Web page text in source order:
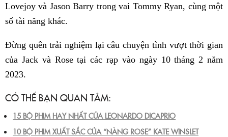
Lovejoy và Jason Barry trong vai Tommy Ryan, cùng một
số tài năng khác.
Đừng quên trải nghiệm lại câu chuyện tình vượt thời gian
của Jack và Rose tại các rạp vào ngày 10 tháng 2 năm
2023.
CÓ THỂ BẠN QUAN TÂM:
15 BỘ PHIM HAY NHẤT CỦA LEONARDO DICAPRIO
10 BỘ PHIM XUẤT SẮC CỦA “NÀNG ROSE” KATE WINSLET